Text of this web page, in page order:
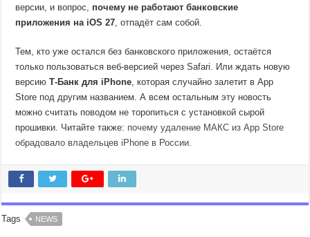
версии, и вопрос, почему не работают банковские
приложения на iOS 27 , отпадёт сам собой.
Тем, кто уже остался без банковского приложения, остаётся
только пользоваться веб-версией через Safari. Или ждать новую
версиюТ-Банк для iPhone , которая случайно залетит в App
Store под другим названием. А всем остальным эту новость
можно считать поводом не торопиться с установкой сырой
прошивки. Читайте также: почему удаление МАКС из App Store
обрадовало владельцев iPhone в России
Tags NEWS